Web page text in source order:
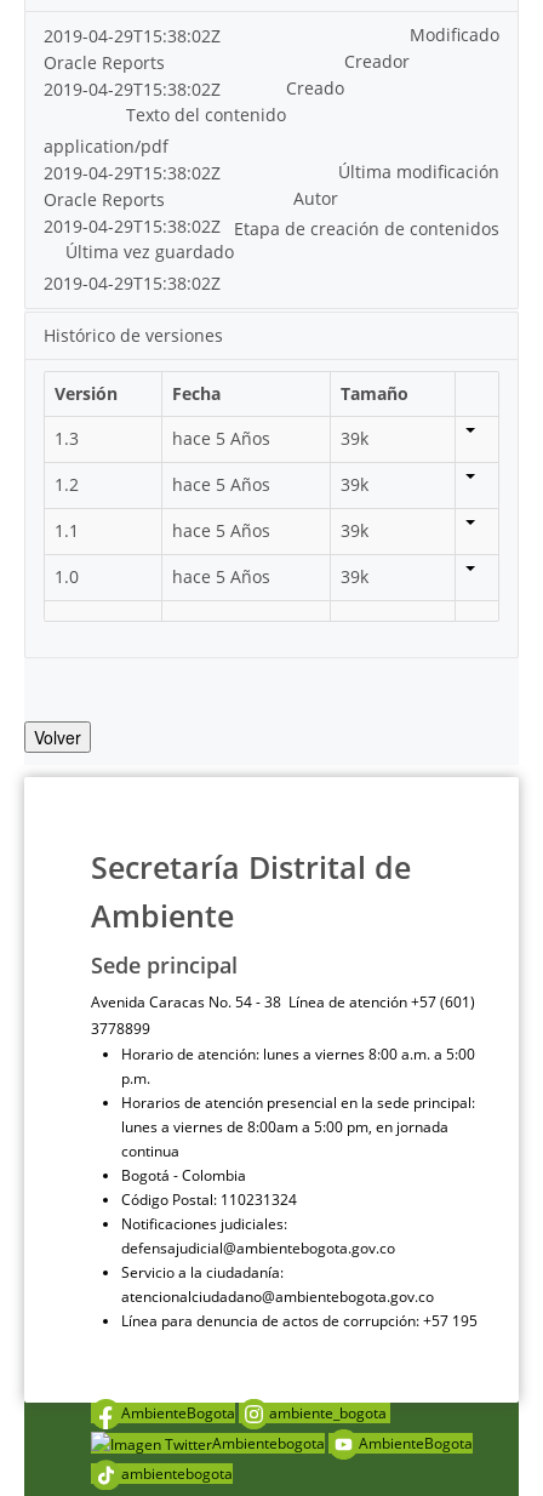
Modificado
2019-04-29T15:38:02Z
Creador
Oracle Reports
Creado
2019-04-29T15:38:02Z
Texto del contenido
application/pdf
Última modificación
2019-04-29T15:38:02Z
Autor
Oracle Reports
Etapa de creación de contenidos
2019-04-29T15:38:02Z
Última vez guardado
2019-04-29T15:38:02Z
Histórico de versiones
Versión Fecha
Tamaño
1.3
hace 5 Años
39k
1.2
hace 5 Años
39k
1.1
hace 5 Años
39k
1.0
hace 5 Años 39k
Volver
Secretaría Distrital de
Ambiente
Sede principal
Avenida Caracas No. 54 - 38 Línea de atención +57 (601)
3778899
Horario de atención: lunes a viernes 8:00 a.m. a 5:00
p.m.
Horarios de atención presencial en la sede principal:
lunes a viernes de 8:00am a 5:00 pm, en jornada
continua
Bogotá - Colombia
Código Postal: 110231324
Notificaciones judiciales:
defensajudicial@ambientebogota.gov.co
Servicio a la ciudadanía:
atencionalciudadano@ambientebogota.gov.co
Línea para denuncia de actos de corrupción: +57 195
AmbienteBogota
ambiente_bogota
Ambientebogota
AmbienteBogota
ambientebogota